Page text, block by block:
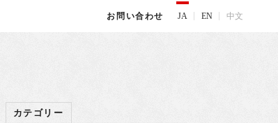
お問い合わせ JA EN 中文
カテゴリー